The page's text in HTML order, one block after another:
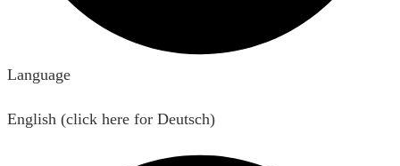
Language
English (click here for Deutsch)